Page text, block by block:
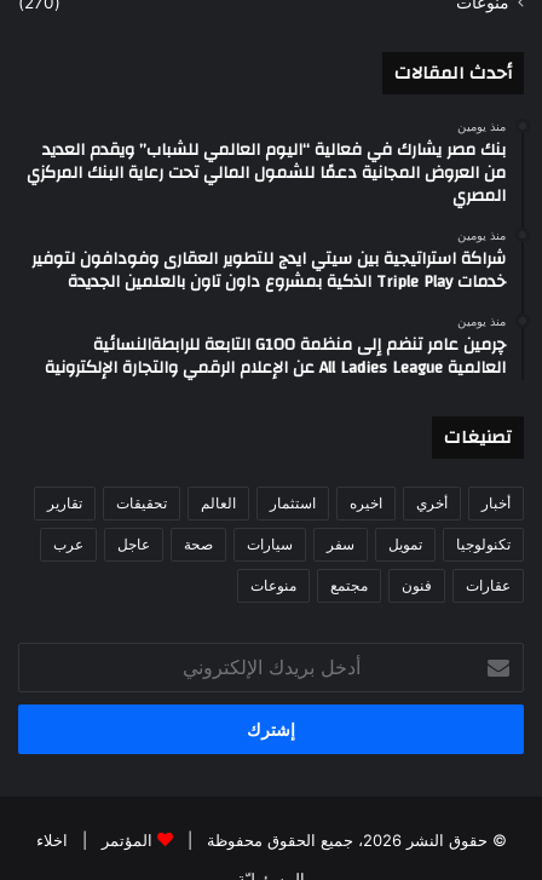
أحدث المقالات
منذ يومين
بنك مصر يشارك في فعالية “اليوم العالمي للشباب” ويقدم العديد
من العروض المجانية دعمًا للشمول المالي تحت رعاية البنك المركزي
المصري
منذ يومين
شراكة استراتيجية بين سيتي ايدج للتطوير العقارى وفودافون لتوفير
خدمات Triple Play الذكية بمشروع داون تاون بالعلمين الجديدة
منذ يومين
چرمين عامر تنضم إلى منظمة G100 التابعة للرابطةالنسائية
العالمية All Ladies League عن الإعلام الرقمي والتجارة الإلكترونية
تصنيغات
أخبار أخري اخيره استثمار العالم تحقيقات تقارير
تكنولوجيا تمويل سفر سيارات صحة عاجل عرب
عقارات فنون مجتمع منوعات
بريدك
الإلكتروني
© حقوق النشر 2026، جميع الحقوق محفوظة | المؤتمر
اخلاء